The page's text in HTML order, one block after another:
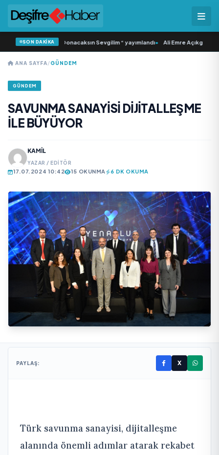
SON DAKİKA
‘dan İkinci Tekli “Donacaksın Sevgilim “ yayımlandı• Ali Emre Açıkgöz
ANA SAYFA/GÜNDEM
GÜNDEM
SAVUNMA SANAYİSİ DİJİTALLEŞME
İLE BÜYÜYOR
KAMIL
YAZAR / EDITÖR
17.07.2024 10:42 15 OKUNMA 6 DK OKUMA
PAYLAŞ: X
Türk savunma sanayisi, dijitalleşme
alanında önemli adımlar atarak rekabet